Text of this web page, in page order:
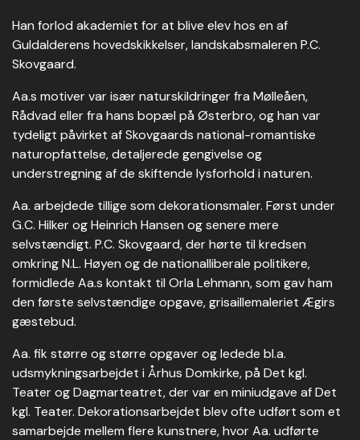
Han forlod akademiet for at blive elev hos en af
Guldalderens hovedskikkelser, landskabsmaleren P.C.
Skovgaard.
Aa.s motiver var især naturskildringer fra Mølleåen,
Rådvad eller fra hans bopæl på Østerbro, og han var
tydeligt påvirket af Skovgaards national-romantiske
naturopfattelse, detaljerede gengivelse og
understregning af de skiftende lysforhold i naturen.
Aa. arbejdede tillige som dekorationsmaler. Først under
G.C. Hilker og Heinrich Hansen og senere mere
selvstændigt. P.C. Skovgaard, der hørte til kredsen
omkring N.L. Høyen og de nationalliberale politikere,
formidlede Aa.s kontakt til Orla Lehmann, som gav ham
den første selvstændige opgave, grisaillemaleriet Ægirs
gæstebud.
Aa. fik større og større opgaver og ledede bl.a.
udsmykningsarbejdet i Århus Domkirke, på Det kgl.
Teater og Dagmarteatret, der var en miniudgave af Det
kgl. Teater. Dekorationsarbejdet blev ofte udført som et
samarbejde mellem flere kunstnere, hvor Aa. udførte